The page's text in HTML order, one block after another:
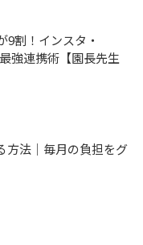
9割！インスタ・
強連携術【園長先生
方法｜毎月の負担をグ